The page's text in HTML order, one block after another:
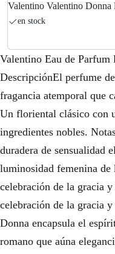
Valentino Valentino
en stock
Valentino Eau de
DescripciónEl perfume
fragancia atemporal que
Un floriental clásico con
ingredientes nobles.
duradera de sensualidad
luminosidad femenina
celebración de la gracia
celebración de la gracia
Donna encapsula el
romano que aúna